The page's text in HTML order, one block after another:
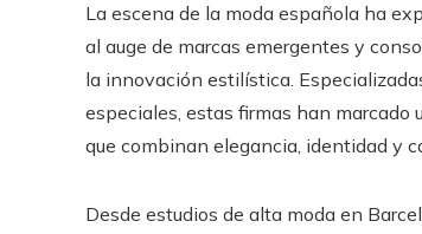
La escena de la moda española ha
al auge de marcas emergentes y
la innovación estilística.
especiales, estas firmas han
que combinan elegancia, identidad y
Desde estudios de alta moda en